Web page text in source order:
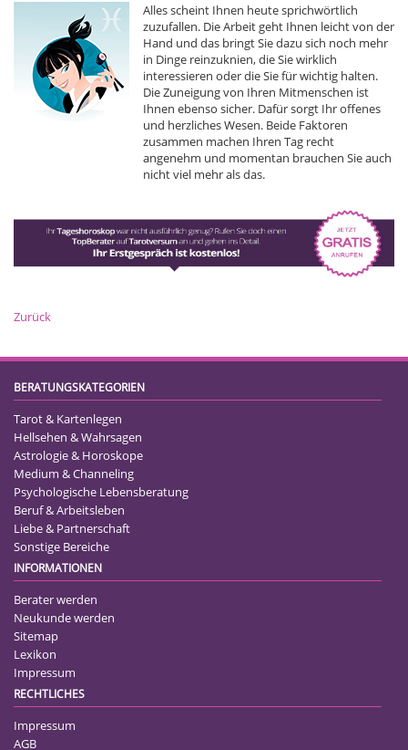
Alles scheint Ihnen heute sprichwörtlich
zuzufallen. Die Arbeit geht Ihnen leicht von der
Hand und das bringt Sie dazu sich noch mehr
in Dinge reinzuknien, die Sie wirklich
interessieren oder die Sie für wichtig halten.
Die Zuneigung von Ihren Mitmenschen ist
Ihnen ebenso sicher. Dafür sorgt Ihr offenes
und herzliches Wesen. Beide Faktoren
zusammen machen Ihren Tag recht
angenehm und momentan brauchen Sie auch
nicht viel mehr als das.
Zurück
BERATUNGSKATEGORIEN
Tarot & Kartenlegen
Hellsehen & Wahrsagen
Astrologie & Horoskope
Medium & Channeling
Psychologische Lebensberatung
Beruf & Arbeitsleben
Liebe & Partnerschaft
Sonstige Bereiche
INFORMATIONEN
Berater werden
Neukunde werden
Sitemap
Lexikon
Impressum
RECHTLICHES
Impressum
AGB